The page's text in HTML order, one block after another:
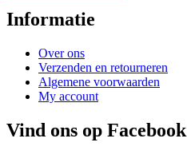
Informatie
Over ons
Verzenden en retourneren
Algemene voorwaarden
My account
Vind ons op Facebook